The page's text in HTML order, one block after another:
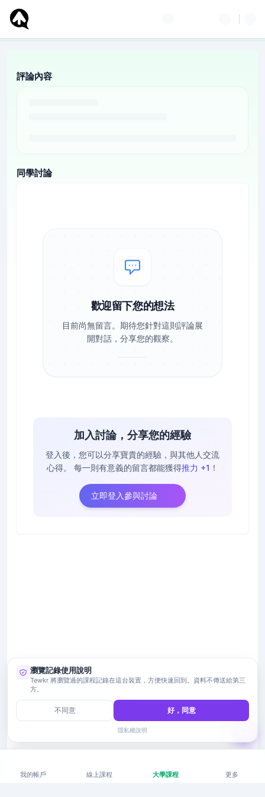
評論內容
同學討論
歡迎留下您的想法
目前尚無留言。期待您針對這則評論展
開對話，分享您的觀察。
加入討論，分享您的經驗
登入後，您可以分享寶貴的經驗，與其他人交流
心得。
每一則有意義的留言都能獲得推力 +1 ！
立即登入參與討論
我的帳戶 線上課程 大學課程 更多
瀏覽記錄使用說明
Tewkr 將瀏覽過的課程記錄在這台裝置，方便快速回到。資料不傳送給第三
方。
不同意 好，同意
隱私權說明